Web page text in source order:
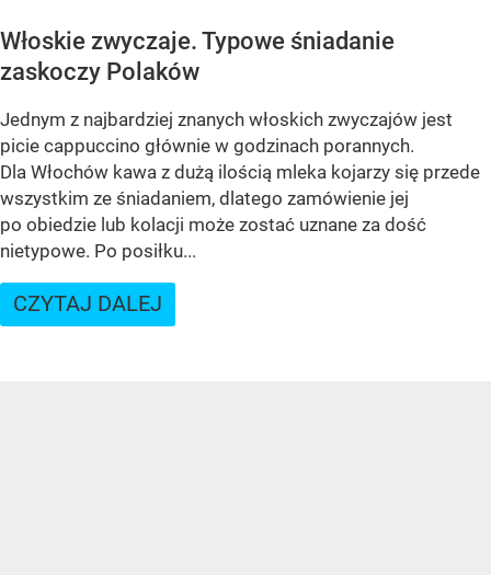
Włoskie zwyczaje. Typowe śniadanie
zaskoczy Polaków
Jednym z najbardziej znanych włoskich zwyczajów jest
picie cappuccino głównie w godzinach porannych.
Dla Włochów kawa z dużą ilością mleka kojarzy się przede
wszystkim ze śniadaniem, dlatego zamówienie jej
po obiedzie lub kolacji może zostać uznane za dość
nietypowe. Po posiłku...
CZYTAJ DALEJ